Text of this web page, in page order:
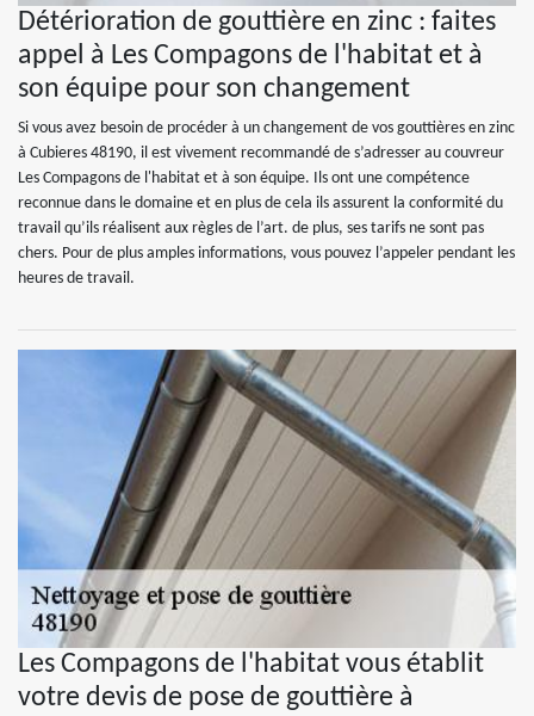
Détérioration de gouttière en zinc : faites
appel à Les Compagons de l'habitat et à
son équipe pour son changement
Si vous avez besoin de procéder à un changement de vos gouttières en zinc
à Cubieres 48190, il est vivement recommandé de s’adresser au couvreur
Les Compagons de l'habitat et à son équipe. Ils ont une compétence
reconnue dans le domaine et en plus de cela ils assurent la conformité du
travail qu’ils réalisent aux règles de l’art. de plus, ses tarifs ne sont pas
chers. Pour de plus amples informations, vous pouvez l’appeler pendant les
heures de travail.
Les Compagons de l'habitat vous établit
votre devis de pose de gouttière à